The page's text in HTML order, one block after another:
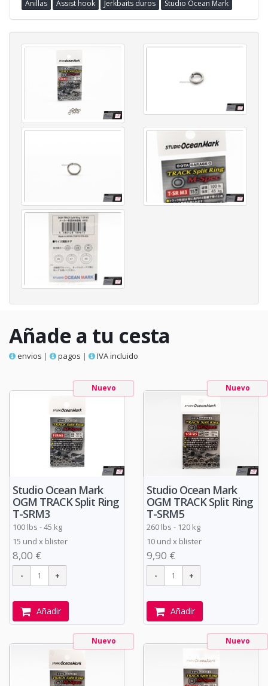
Anillas Assist hook Jerkbaits duros Studio Ocean Mark
Añade a tu cesta
envios | pagos | IVA incluido
Nuevo
Studio Ocean Mark
OGM TRACK Split Ring
T-SRM3
100 lbs - 45 kg
15 und x blister
8,00 €
Añadir
Nuevo
Studio Ocean Mark
OGM TRACK Split Ring
T-SRM5
260 lbs - 120 kg
10 und x blister
9,90 €
Añadir
Nuevo Nuevo